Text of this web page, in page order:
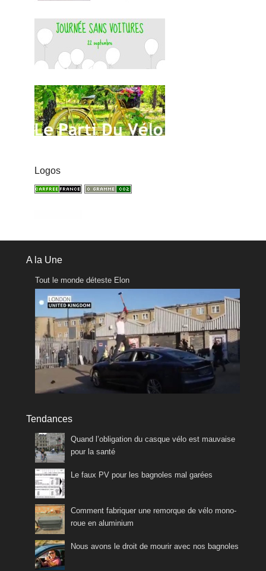
Logos
A la Une
Tout le monde déteste Elon
Tendances
Quand l’obligation du casque vélo est mauvaise
pour la santé
Le faux PV pour les bagnoles mal garées
Comment fabriquer une remorque de vélo mono-
roue en aluminium
Nous avons le droit de mourir avec nos bagnoles